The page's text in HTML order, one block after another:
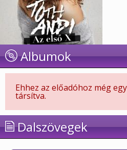
Albumok
Ehhez az előadóhoz még
társítva.
Dalszövegek